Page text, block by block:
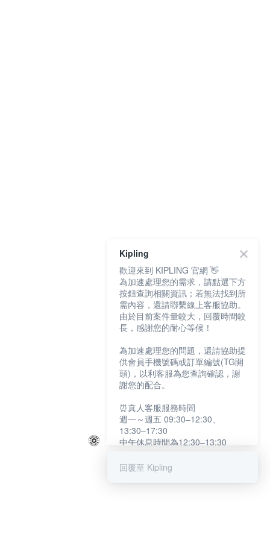
Kipling
歡迎來到 KIPLING 官網 👋
為加速處理您的需求，請點選下方
按鈕查詢相關資訊；若無法找到所
需內容，還請聯繫線上客服協助。
由於目前案件量較大，回覆時間較
長，感謝您的耐心等候！
為加速處理您的問題，還請協助提
供會員手機號碼或訂單編號(TG開
頭)，以利客服為您查詢確認，謝
謝您的配合。
⏰真人客服服務時間
週一～週五 09:30–12:30、
13:30–17:30
中午休息時間為12:30–13:30
提醒您：系統會自動已讀訊息，如
回覆至 Kipling